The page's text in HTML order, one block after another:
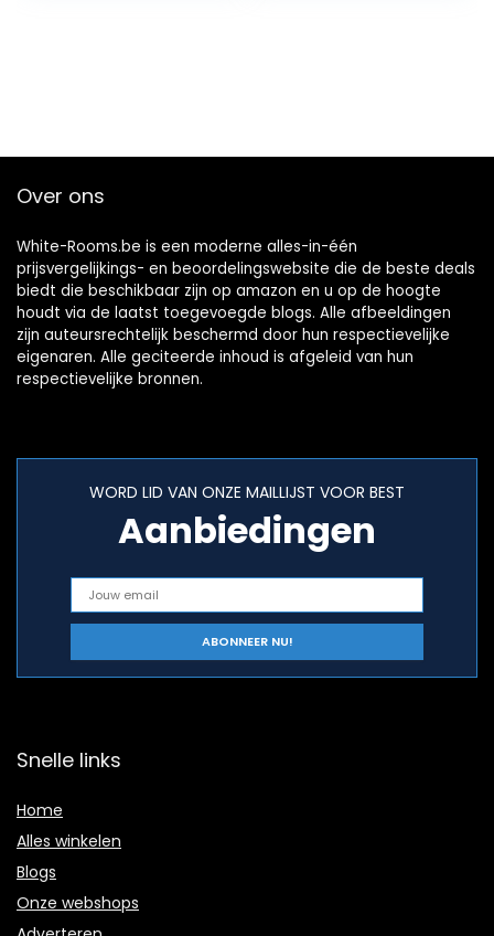
Over ons
White-Rooms.be is een moderne alles-in-één
prijsvergelijkings- en beoordelingswebsite die de beste deals
biedt die beschikbaar zijn op amazon en u op de hoogte
houdt via de laatst toegevoegde blogs. Alle afbeeldingen
zijn auteursrechtelijk beschermd door hun respectievelijke
eigenaren. Alle geciteerde inhoud is afgeleid van hun
respectievelijke bronnen.
WORD LID VAN ONZE MAILLIJST VOOR BEST
Aanbiedingen
Snelle links
Home
Alles winkelen
Blogs
Onze webshops